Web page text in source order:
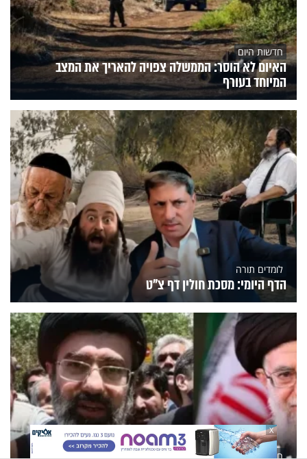
חדשות היום
האיום לא הוסר: הממשלה צפויה להאריך את המצב
המיוחד בעורף
לומדים תורה
הדף היומי: מסכת חולין דף צ"ט
חדשות היום
X